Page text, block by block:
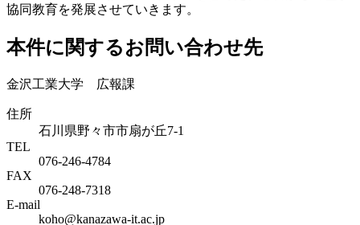
協同教育を発展させていきます。
本件に関するお問い合わせ先
金沢工業大学 広報課
住所
石川県野々市市扇が丘7-1
TEL
076-246-4784
FAX
076-248-7318
E-mail
koho@kanazawa-it.ac.jp